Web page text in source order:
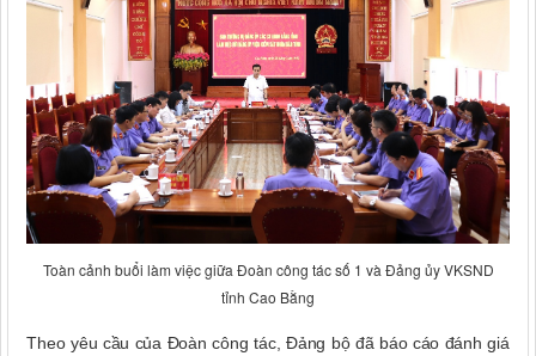
Toàn cảnh buổi làm việc giữa Đoàn công tác số 1 và Đảng ủy VKSND
tỉnh Cao Bằng
Theo yêu cầu của Đoàn công tác, Đảng bộ đã báo cáo đánh giá